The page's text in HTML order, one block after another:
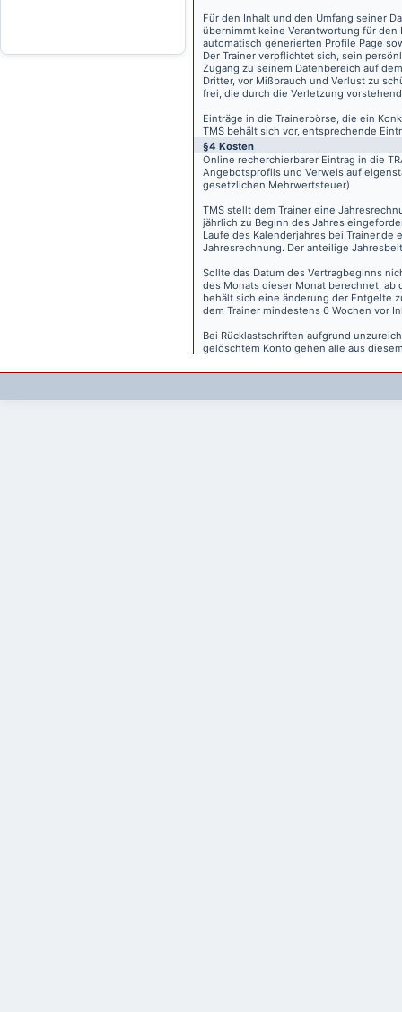
Für den Inhalt und den Umfang seiner
übernimmt keine Verantwortung für den
automatisch generierten Profile Page
Der Trainer verpflichtet sich, sein
Zugang zu seinem Datenbereich auf
Dritter, vor Mißbrauch und Verlust zu
frei, die durch die Verletzung
Einträge in die Trainerbörse, die ein
TMS behält sich vor, entsprechende
§4 Kosten
Online recherchierbarer Eintrag in die
Angebotsprofils und Verweis auf
gesetzlichen Mehrwertsteuer)
TMS stellt dem Trainer eine
jährlich zu Beginn des Jahres
Laufe des Kalenderjahres bei
Jahresrechnung. Der anteilige
Sollte das Datum des Vertragbeginns
des Monats dieser Monat berechnet, ab
behält sich eine änderung der Entgelte
dem Trainer mindestens 6 Wochen vor
Bei Rücklastschriften aufgrund
gelöschtem Konto gehen alle aus